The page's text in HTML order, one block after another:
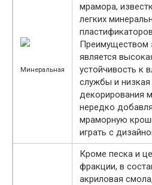
Минеральная
мрамора,
легких
Преимуществом
является
устойчивость к
службы и
декорирования
нередко
мраморную
играть с
Кроме песка и
фракции, в
акриловая